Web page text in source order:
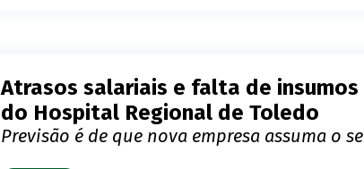
Atrasos salariais e falta de
do Hospital Regional de Toledo
Previsão é de que nova empresa assuma o